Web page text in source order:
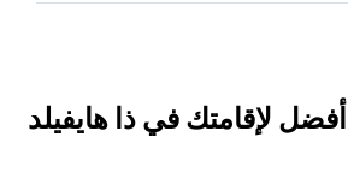
أفضل لإقامتك في ذا هايفيلد